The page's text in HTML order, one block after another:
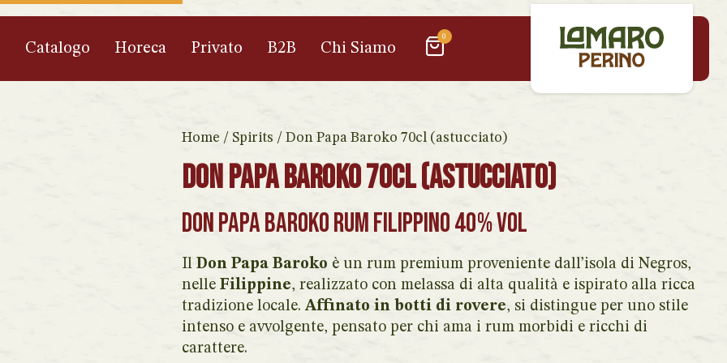
Catalogo Horeca Privato B2B Chi Siamo
0
Home / Spirits / Don Papa Baroko 70cl (astucciato)
Don Papa Baroko 70cl (astucciato)
Don Papa Baroko Rum Filippino 40% vol
Il Don Papa Baroko è un rum premium proveniente dall’isola di Negros,
nelle Filippine, realizzato con melassa di alta qualità e ispirato alla ricca
tradizione locale.Affinato in botti di rovere, si distingue per uno stile
intenso e avvolgente, pensato per chi ama i rum morbidi e ricchi di
carattere.